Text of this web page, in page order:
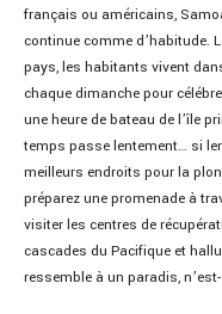
français ou américains,
continue comme d’habitude.
pays, les habitants vivent
chaque dimanche pour
une heure de bateau de l’île
temps passe lentement… si
meilleurs endroits pour la
préparez une promenade à
visiter les centres de
cascades du Pacifique et
ressemble à un paradis,